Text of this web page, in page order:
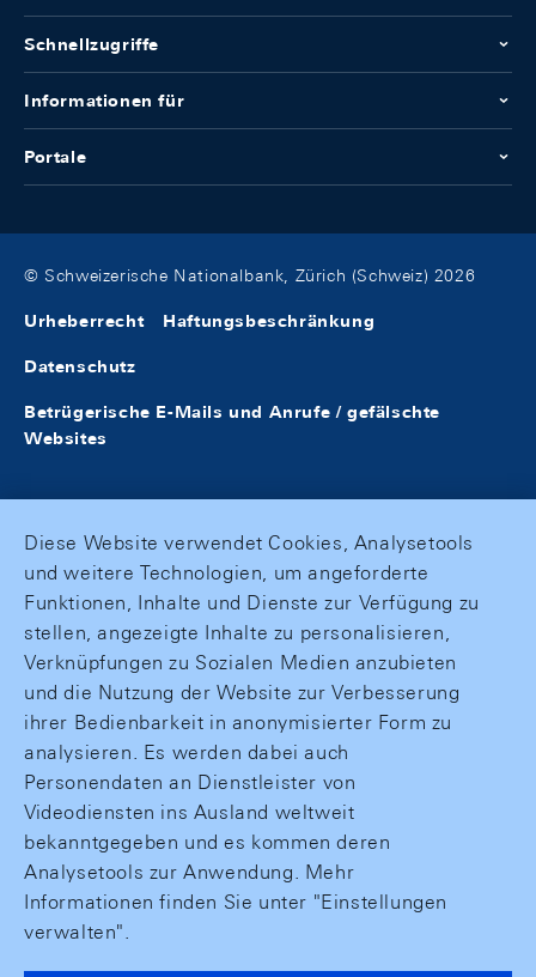
Schnellzugriffe
Informationen für
Portale
© Schweizerische Nationalbank, Zürich (Schweiz) 2026
Urheberrecht Haftungsbeschränkung
Datenschutz
Betrügerische E-Mails und Anrufe / gefälschte
Websites
Diese Website verwendet Cookies, Analysetools
und weitere Technologien, um angeforderte
Funktionen, Inhalte und Dienste zur Verfügung zu
stellen, angezeigte Inhalte zu personalisieren,
Verknüpfungen zu Sozialen Medien anzubieten
und die Nutzung der Website zur Verbesserung
ihrer Bedienbarkeit in anonymisierter Form zu
analysieren. Es werden dabei auch
Personendaten an Dienstleister von
Videodiensten ins Ausland weltweit
bekanntgegeben und es kommen deren
Analysetools zur Anwendung. Mehr
Informationen finden Sie unter "Einstellungen
verwalten".